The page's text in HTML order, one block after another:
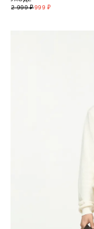
999 ₽
2 999 ₽